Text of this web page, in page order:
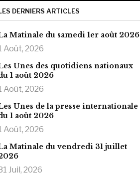
DERNIERS ARTICLES
Matinale du samedi 1er août 2026
Août, 2026
Unes des quotidiens nationaux
1 août 2026
Août, 2026
Unes de la presse internationale
1 août 2026
Août, 2026
Matinale du vendredi 31 juillet
Juil, 2026